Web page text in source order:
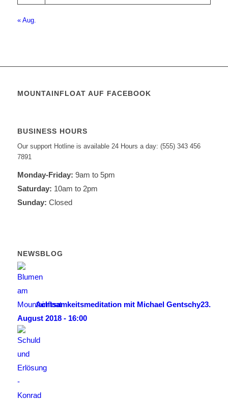
« Aug.
MOUNTAINFLOAT AUF FACEBOOK
BUSINESS HOURS
Our support Hotline is available 24 Hours a day: (555) 343 456
7891
Monday-Friday: 9am to 5pm
Saturday: 10am to 2pm
Sunday: Closed
NEWSBLOG
Achtsamkeitsmeditation mit Michael Gentschy23.
August 2018 - 16:00